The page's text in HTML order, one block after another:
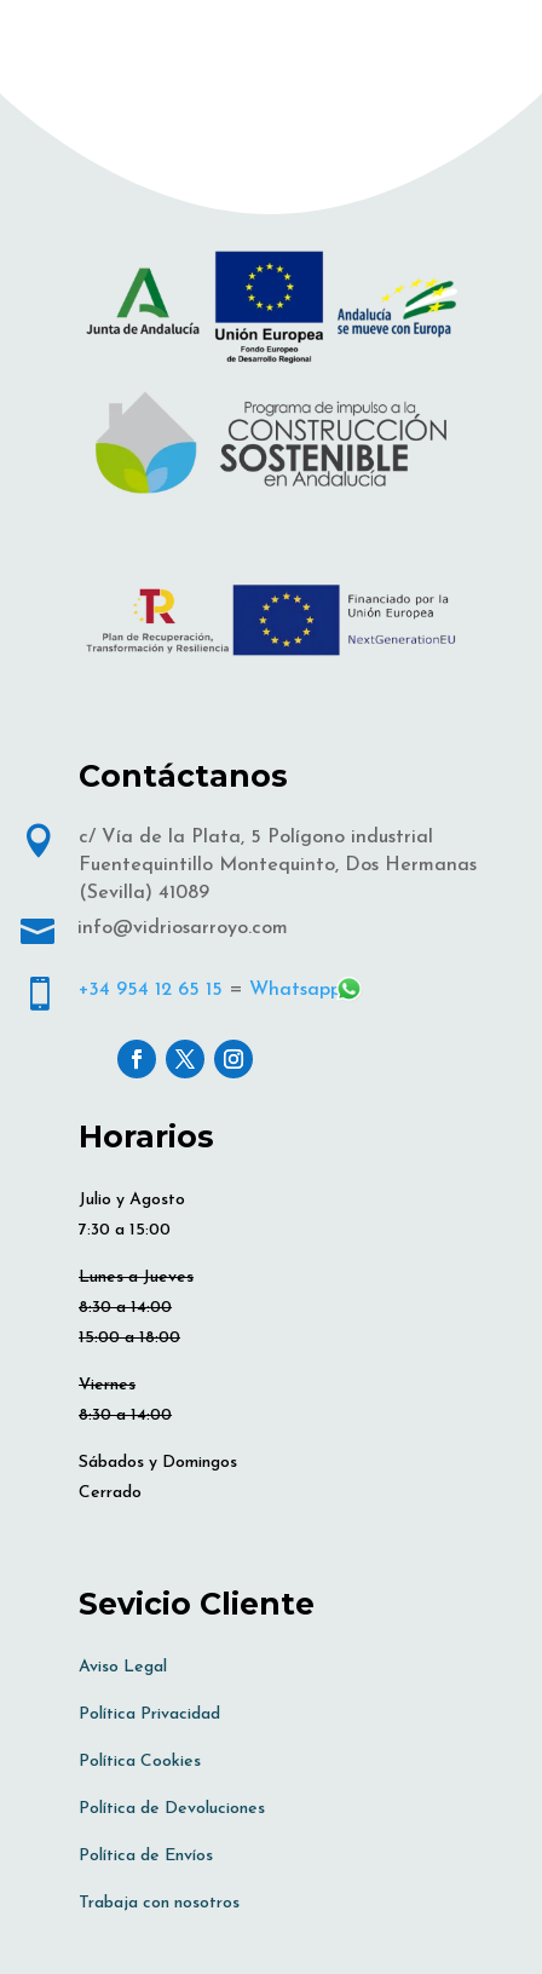
Contáctanos

c/ Vía de la Plata, 5 Polígono industrial
Fuentequintillo Montequinto, Dos Hermanas
(Sevilla) 41089
 info@vidriosarroyo.com
 +34 954 12 65 15 = Whatsapp
Horarios
Julio y Agosto
7:30 a 15:00
Lunes a Jueves
8:30 a 14:00
15:00 a 18:00
Viernes
8:30 a 14:00
Sábados y Domingos
Cerrado
Sevicio Cliente
Aviso Legal
Política Privacidad
Política Cookies
Política de Devoluciones
Política de Envíos
Trabaja con nosotros